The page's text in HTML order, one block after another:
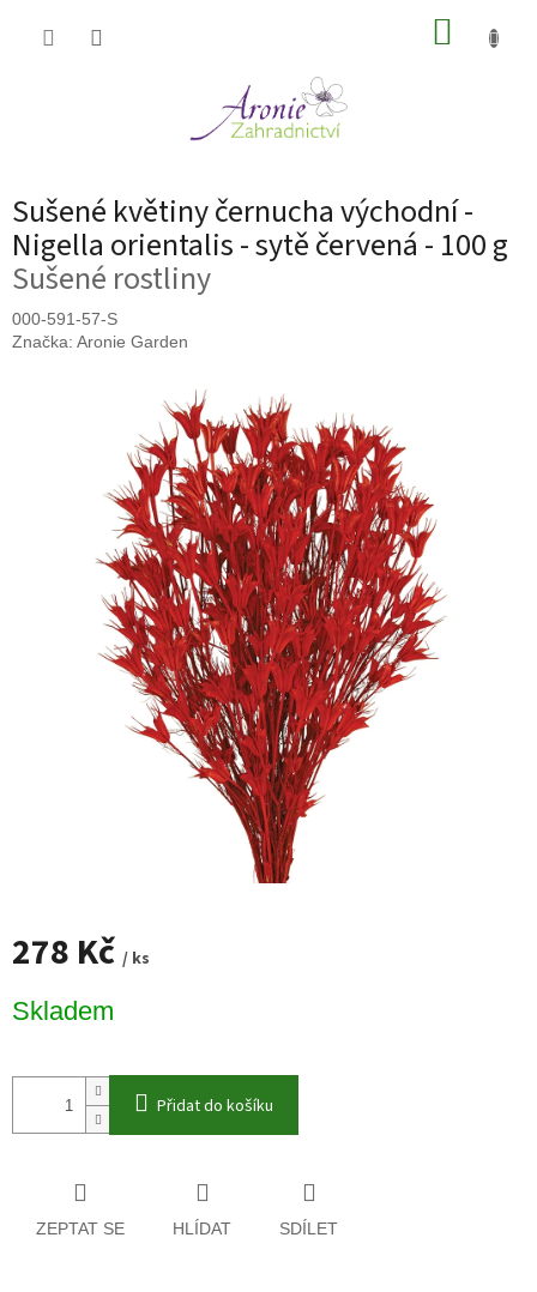
Sušené květiny černucha východní -
Nigella orientalis - sytě červená - 100 g
Sušené rostliny
000-591-57-S
Značka: Aronie Garden
278 Kč / ks
cena:
Skladem
Přidat do košíku
ZEPTAT SE HLÍDAT SDÍLET